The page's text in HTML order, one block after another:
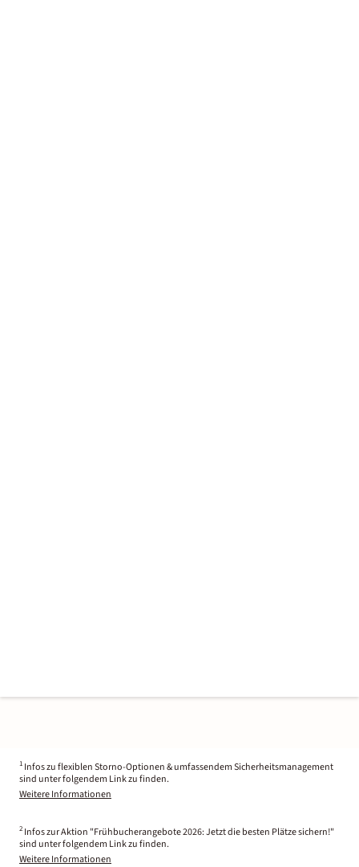
1 Infos zu flexiblen Storno-Optionen & umfassendem Sicherheitsmanagement
sind unter folgendem Link zu finden.
Weitere Informationen
2 Infos zur Aktion "Frühbucherangebote 2026: Jetzt die besten Plätze sichern!"
sind unter folgendem Link zu finden.
Weitere Informationen